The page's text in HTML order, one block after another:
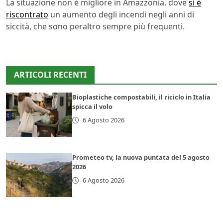
La situazione non è migliore in Amazzonia, dovesi è
riscontrato un aumento degli incendi negli anni di
siccità, che sono peraltro sempre più frequenti.
ARTICOLI RECENTI
Bioplastiche compostabili, il riciclo in Italia
spicca il volo
6 Agosto 2026
Prometeo tv, la nuova puntata del 5 agosto
2026
6 Agosto 2026